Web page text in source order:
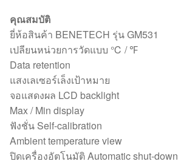
คุณสมบัติ
ยี่ห้อสินค้า BENETECH รุ่น GM531
เปลียนหน่วยการวัดแบบ ℃ / ℉
Data retention
แสงเลเซอร์เล็งเป้าหมาย
จอแสดงผล LCD backlight
Max / Min display
ฟังชั่น Self-calibration
Ambient temperature view
ปิดเครื่องอัตโนมัติ Automatic shut-down